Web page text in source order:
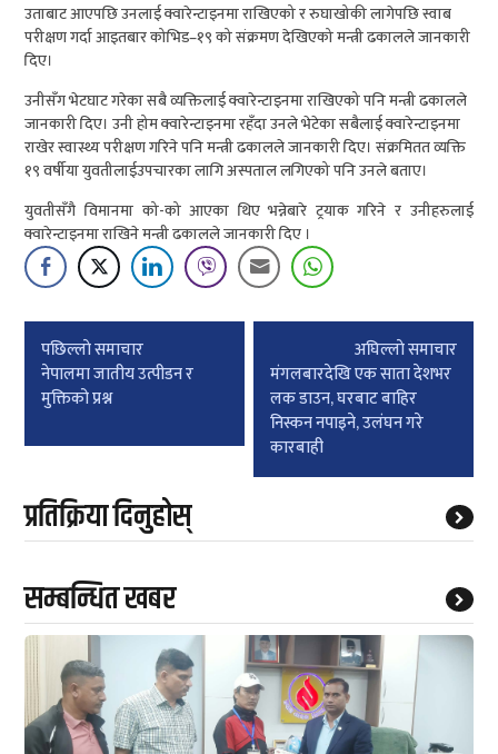
उताबाट आएपछि उनलाई क्वारेन्टाइनमा राखिएको र रुघाखोकी लागेपछि स्वाब
परीक्षण गर्दा आइतबार कोभिड–१९ को संक्रमण देखिएको मन्त्री ढकालले जानकारी
दिए।
उनीसँग भेटघाट गरेका सबै व्यक्तिलाई क्वारेन्टाइनमा राखिएको पनि मन्त्री ढकालले
जानकारी दिए। उनी होम क्वारेन्टाइनमा रहँदा उनले भेटेका सबैलाई क्वारेन्टाइनमा
राखेर स्वास्थ्य परीक्षण गरिने पनि मन्त्री ढकालले जानकारी दिए। संक्रमितत व्यक्ति
१९ वर्षीया युवतीलाईउपचारका लागि अस्पताल लगिएको पनि उनले बताए।
युवतीसँगै विमानमा को-को आएका थिए भन्नेबारे ट्रयाक गरिने र उनीहरुलाई
क्वारेन्टाइनमा राखिने मन्त्री ढकालले जानकारी दिए ।
Post
navigation
पछिल्लाे समाचार
नेपालमा जातीय उत्पीडन र
मुक्तिको प्रश्न
अघिल्लाे समाचार
मंगलबारदेखि एक साता देशभर
लक डाउन, घरबाट बाहिर
निस्कन नपाइने, उलंघन गरे
कारबाही
प्रतिक्रिया दिनुहोस्
सम्बन्धित खबर